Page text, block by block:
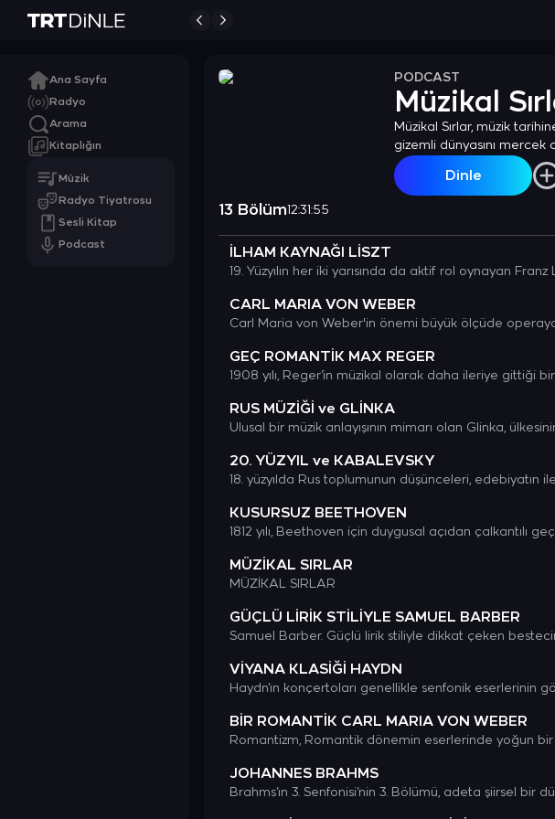
Ana Sayfa
Radyo
Arama
Kitaplığın
Müzik
Radyo Tiyatrosu
Sesli Kitap
Podcast
PODCAST
Müzikal
Müzikal Sırlar, müzik
gizemli dünyasını mercek
sanatsal dönüşümlerine,
Dinle
13 Bölüm12:31:55
İLHAM KAYNAĞI LİSZT
CARL MARIA VON WEBER
GEÇ ROMANTİK MAX REGER
RUS MÜZİĞİ ve GLİNKA
20. YÜZYIL ve KABALEVSKY
KUSURSUZ BEETHOVEN
MÜZİKAL SIRLAR
MÜZİKAL SIRLAR
GÜÇLÜ LİRİK STİLİYLE SAMUEL BARBER
VİYANA KLASİĞİ HAYDN
BİR ROMANTİK CARL MARIA VON WEBER
JOHANNES BRAHMS